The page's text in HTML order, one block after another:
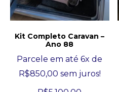
Kit Completo Caravan –
Ano 88
Parcele em até 6x de
R$850,00 sem juros!